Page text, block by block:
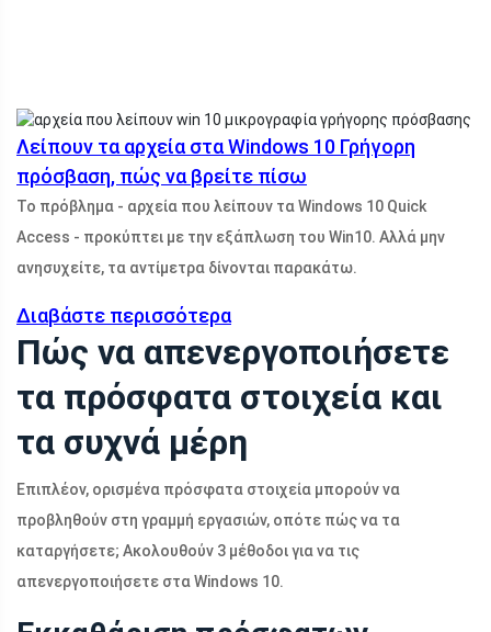
Λείπουν τα αρχεία στα Windows 10 Γρήγορη
πρόσβαση, πώς να βρείτε πίσω
Το πρόβλημα - αρχεία που λείπουν τα Windows 10 Quick
Access - προκύπτει με την εξάπλωση του Win10. Αλλά μην
ανησυχείτε, τα αντίμετρα δίνονται παρακάτω.
Διαβάστε περισσότερα
Πώς να απενεργοποιήσετε
τα πρόσφατα στοιχεία και
τα συχνά μέρη
Επιπλέον, ορισμένα πρόσφατα στοιχεία μπορούν να
προβληθούν στη γραμμή εργασιών, οπότε πώς να τα
καταργήσετε; Ακολουθούν 3 μέθοδοι για να τις
απενεργοποιήσετε στα Windows 10.